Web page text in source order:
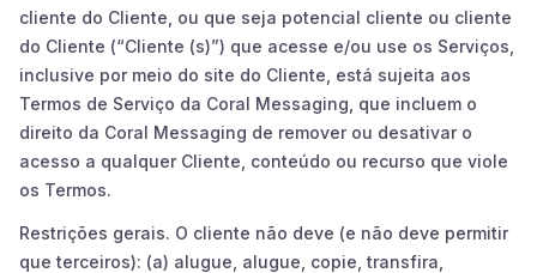
cliente do Cliente, ou que seja potencial cliente ou cliente
do Cliente (“Cliente (s)”) que acesse e/ou use os Serviços,
inclusive por meio do site do Cliente, está sujeita aos
Termos de Serviço da Coral Messaging, que incluem o
direito da Coral Messaging de remover ou desativar o
acesso a qualquer Cliente, conteúdo ou recurso que viole
os Termos.
Restrições gerais. O cliente não deve (e não deve permitir
que terceiros): (a) alugue, alugue, copie, transfira,